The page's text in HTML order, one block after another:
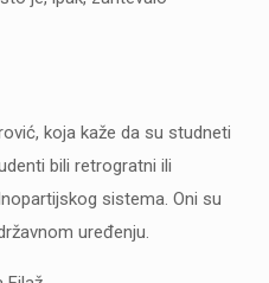
koja kaže da su studneti
bili retrogratni ili
sistema. Oni su
uređenju.